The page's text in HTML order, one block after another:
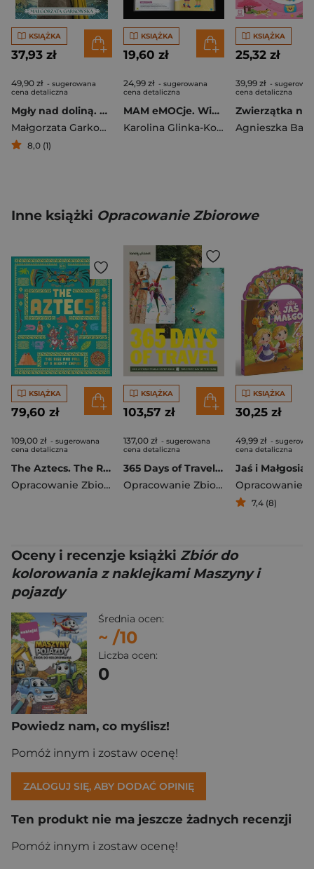
KSIĄŻKA
37,93 zł
49,90 zł - sugerowana
cena detaliczna
Mgły nad doliną. Saga bieszczadzka. Tom 4
Małgorzata Garkowska
8,0 (1)
KSIĄŻKA
19,60 zł
24,99 zł - sugerowana
cena detaliczna
MAM eMOCje. Wielkie sprawy małych ludzi. Opowiadania terapeutyczne. Część 2
Karolina Glinka-Komorowska
KSIĄŻKA
25,32 zł
39,99 zł -
cena detaliczna
Agnieszka
Inne książki Opracowanie Zbiorowe
KSIĄŻKA
79,60 zł
109,00 zł - sugerowana
cena detaliczna
The Aztecs. The Rise and Fall of a Mighty Empire
Opracowanie Zbiorowe
KSIĄŻKA
103,57 zł
137,00 zł - sugerowana
cena detaliczna
365 Days of Travel. Lonely Planet
Opracowanie Zbiorowe
KSIĄŻKA
30,25 zł
49,99 zł -
cena detaliczna
Jaś i Małgosia
7,4 (8)
Oceny i recenzje książki Zbiór do
kolorowania z naklejkami Maszyny i
pojazdy
Średnia ocen:
~ /10
Liczba ocen:
0
Powiedz nam, co myślisz!
Pomóż innym i zostaw ocenę!
ZALOGUJ SIĘ, ABY DODAĆ OPINIĘ
Ten produkt nie ma jeszcze żadnych recenzji
Pomóż innym i zostaw ocenę!